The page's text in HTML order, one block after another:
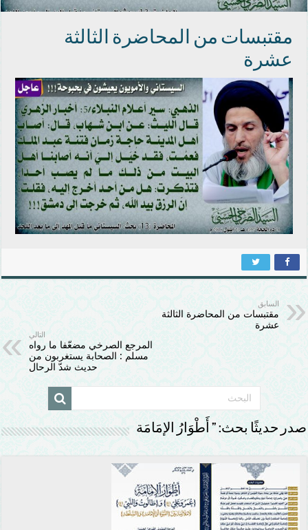
مقتبسات من المحاضرة الثالثة
عشرة
السابق
مقتبسات من المحاضرة الثالثة
عشرة
التالي
المرجع الصرخي مضعّفا ما رواه
مسلم : الصحابة يستغربون من
حديث شدّ الرحال
صدر حديثًا بحث: ” أَطْوَارُ الإمَامَة